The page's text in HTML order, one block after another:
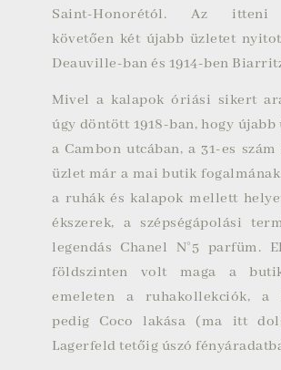
Saint-Honorétól. Az itteni
követően két újabb üzletet
Deauville-ban és 1914-ben
Mivel a kalapok óriási sikert
úgy döntött 1918-ban, hogy
a Cambon utcában, a 31-es
üzlet már a mai butik
a ruhák és kalapok mellett
ékszerek, a szépségápolási
legendás Chanel N°5 parfüm.
földszinten volt maga a
emeleten a ruhakollekciók, a
pedig Coco lakása (ma itt
Lagerfeld tetőig úszó